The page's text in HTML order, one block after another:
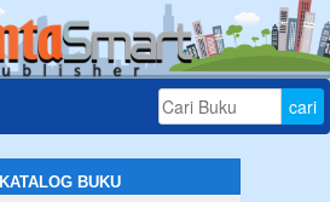
KATALOG BUKU